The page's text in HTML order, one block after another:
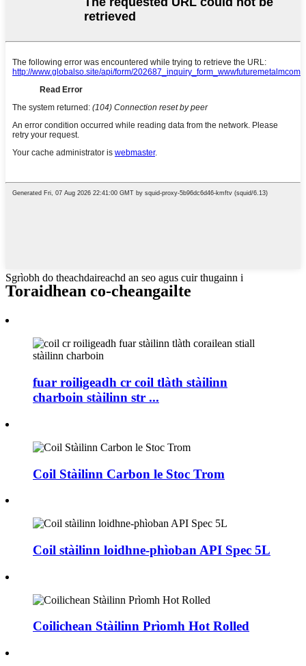
Sgrìobh do theachdaireachd an seo agus cuir thugainn i
Toraidhean co-cheangailte
fuar roiligeadh cr coil tlàth stàilinn
charboin stàilinn str ...
Coil Stàilinn Carbon le Stoc Trom
Coil stàilinn loidhne-phìoban API Spec 5L
Coilichean Stàilinn Prìomh Hot Rolled